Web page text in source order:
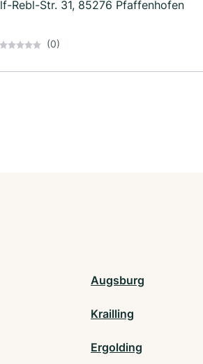
Rebl-Str. 31, 85276 Pfaffenhofen
(0)
Augsburg
Krailling
Ergolding